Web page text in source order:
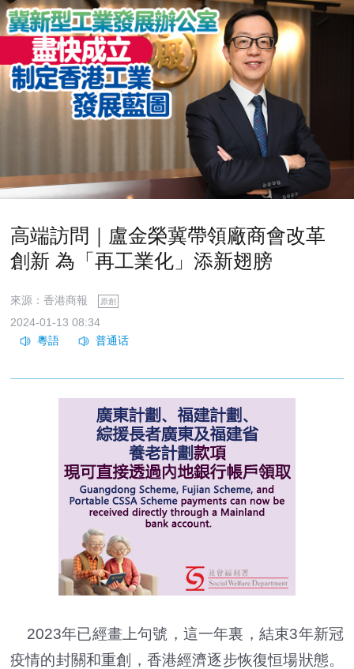
高端訪問｜盧金榮冀帶領廠商會改革
創新 為「再工業化」添新翅膀
來源：香港商報 原創
2024-01-13 08:34
2023年已經畫上句號，這一年裏，結束3年新冠
疫情的封關和重創，香港經濟逐步恢復恒場狀態。